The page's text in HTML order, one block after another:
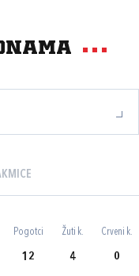
Pogotci Žuti k. Crveni k.
12 4 0